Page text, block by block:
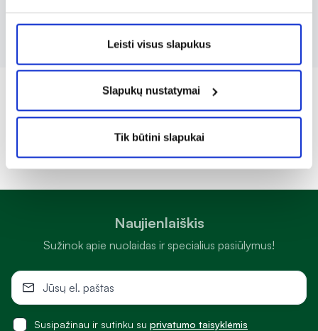
Leisti visus slapukus
Slapukų nustatymai
Tik būtini slapukai
Naujienlaiškis
Sužinok apie nuolaidas ir specialius pasiūlymus!
Susipažinau ir sutinku su privatumo taisyklėmis